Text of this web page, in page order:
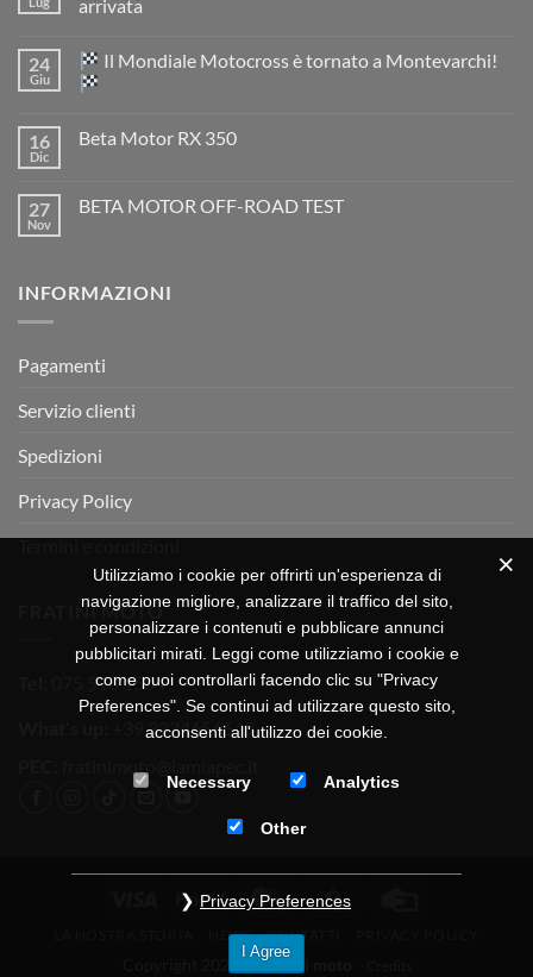
arrivata
su
TM
EN
2026:
è
arrivata
24
Giu
Il Mondiale Motocross è tornato a Montevarchi!
su
Motocross
è
16
Dic
Beta Motor RX 350
Beta
27
Nov
BETA MOTOR OFF-ROAD TEST
MOTOR
INFORMAZIONI
Pagamenti
Servizio clienti
Spedizioni
Privacy Policy
Termini e condizioni
FRATINI MOTO
075 518 1504
+39 3334656649
Visa PayPal MasterCard
NEWS CONTATTI
Fratini moto
Utilizziamo i cookie per offrirti un'esperienza di
navigazione migliore, analizzare il traffico del sito,
personalizzare i contenuti e pubblicare annunci
pubblicitari mirati. Leggi come utilizziamo i cookie e
come puoi controllarli facendo clic su "Privacy
Preferences". Se continui ad utilizzare questo sito,
acconsenti all'utilizzo dei cookie.
Necessary Analytics
Other
Privacy Preferences
I Agree